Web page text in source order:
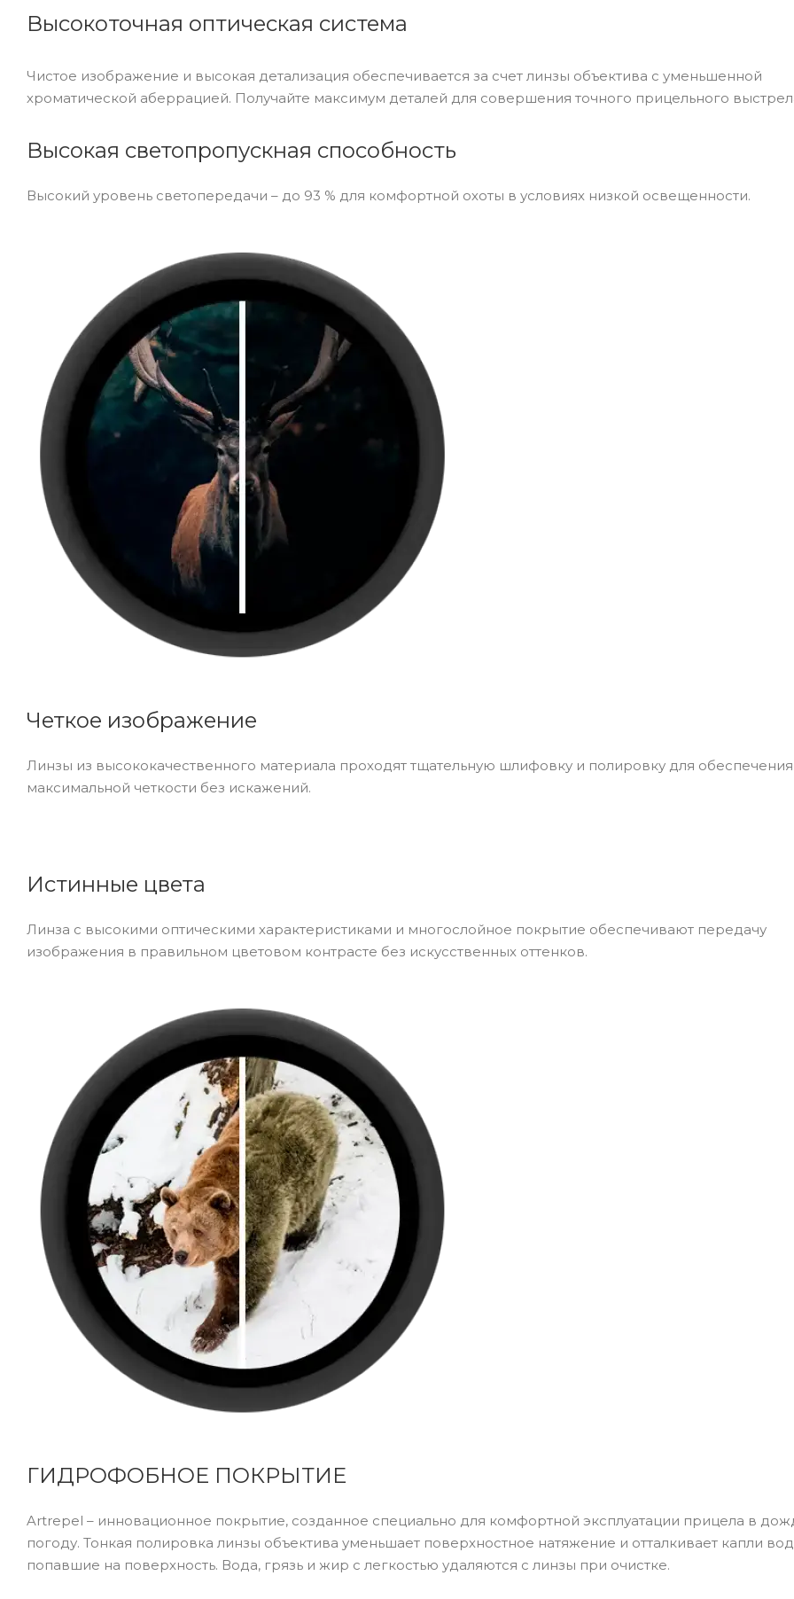
Высокоточная оптическая система
Чистое изображение и высокая детализация обеспечивается за счет линзы объектива с уменьшенной
хроматической аберрацией. Получайте максимум деталей для совершения точного прицельного
Высокая светопропускная способность
Высокий уровень светопередачи – до 93 % для комфортной охоты в условиях низкой освещенности.
Четкое изображение
Линзы из высококачественного материала проходят тщательную шлифовку и полировку для обеспечения
максимальной четкости без искажений.
Истинные цвета
Линза с высокими оптическими характеристиками и многослойное покрытие обеспечивают передачу
изображения в правильном цветовом контрасте без искусственных оттенков.